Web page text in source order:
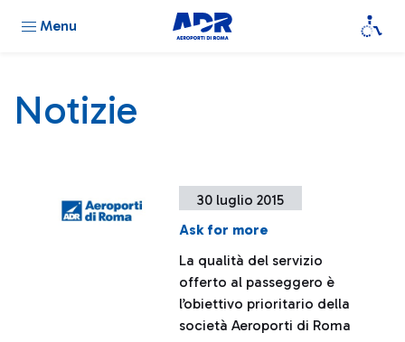
Menu
Notizie
30 luglio 2015
Ask for more
La qualità del servizio
offerto al passeggero è
l’obiettivo prioritario della
società Aeroporti di Roma